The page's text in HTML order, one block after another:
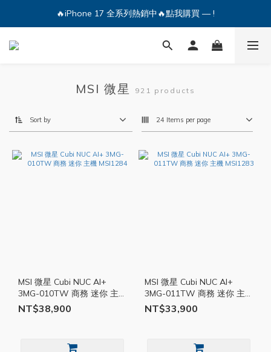
🔥iPhone 17 全系列熱銷中🔥點我購買 — !
🔥iPhone 17 全系列熱銷中🔥點我購買 — !
💕加入Q哥 Line 新好友領優惠券！🎫
MSI 微星 921 products
Sort by 24 Items per page
MSI 微星 Cubi NUC AI+
3MG-010TW 商務 迷你 主
機 MSI1284
NT$38,900
MSI 微星 Cubi NUC AI+
3MG-011TW 商務 迷你 主
機 MSI1283
NT$33,900